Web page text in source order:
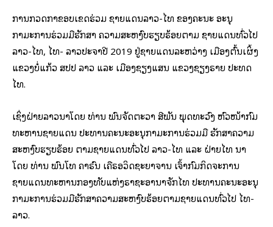
ການກວດກາຂອບເຂດຮ່ວມ ຊາຍແດນລາວ-ໄທ ຂອງຄະນະ ອະນຸ
ກຳມະການຮ່ວມມືຮັກສາ ຄວາມສະຫງົບຮຽບຮ້ອຍຕາມ ຊາຍແດນທົ່ວໄປ
ລາວ-ໄທ, ໄທ- ລາວປະຈຳປີ 2019 ຢູ່ຊາຍແດນລະຫວ່າງ ເມືອງຕົ້ນເຜິ້ງ
ແຂວງບໍ່ແກ້ວ ສປປ ລາວ ແລະ ເມືອງຊຽງແສນ ແຂວງຊຽງຣາຍ ປະທດ
ໄທ.
ເຊິ່ງຝ່າຍລາວນຳໂດຍ ທ່ານ ພົນຈັດຕະວາ ສີພັນ ພຸດທະວົງ ຫົວໜ້າກົມ
ທະຫານຊາຍແດນ ປະທານຄະນະອະນຸກຳມະການຮ່ວມມື ຮັກສາຄວາມ
ສະຫງົບຮຽບຮ້ອຍ ຕາມຊາຍແດນທົ່ວໄປ ລາວ-ໄທ ແລະ ຝ່າຍໄທ ນຳ
ໂດຍ ທ່ານ ພົນໂທ ຄຳຣົນ ເຄືຣອວິດຊະຍາຈານ ເຈົ້າກົມກິດຈະການ
ຊາຍແດນທະຫານກອງທັບແຫ່ງຣາຊະອານາຈັກໄທ ປະທານຄະນະອະນຸ
ກຳມະການຮ່ວມມືຮັກສາຄວາມສະຫງົບຮ້ອຍຕາມຊາຍແດນທົ່ວໄປ ໄທ-
ລາວ.